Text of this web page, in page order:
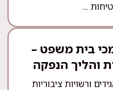
...
בית משפט –
והליך הנפקה
ורשויות ציבוריות